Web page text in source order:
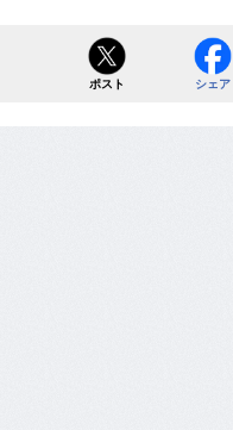
ポスト シェア